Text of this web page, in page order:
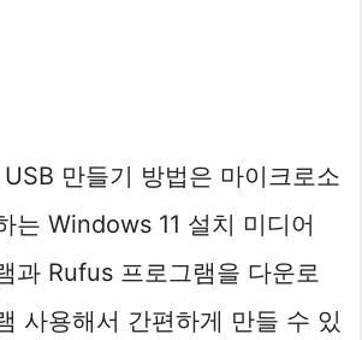
만들기 방법은 마이크로소
는 Windows 11 설치 미디어
과 Rufus 프로그램을 다운로
사용해서 간편하게 만들 수 있